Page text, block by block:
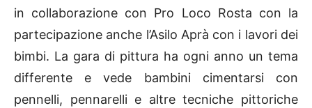
in collaborazione con Pro Loco Rosta con la
partecipazione anche l’Asilo Aprà con i lavori dei
bimbi. La gara di pittura ha ogni anno un tema
differente e vede bambini cimentarsi con
pennelli, pennarelli e altre tecniche pittoriche